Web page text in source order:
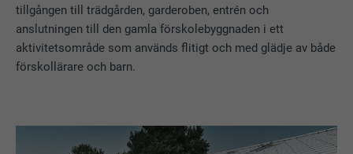
tillgången till trädgården, garderoben, entrén och
anslutningen till den gamla förskolebyggnaden i ett
aktivitetsområde som används flitigt och med glädje av både
förskollärare och barn.